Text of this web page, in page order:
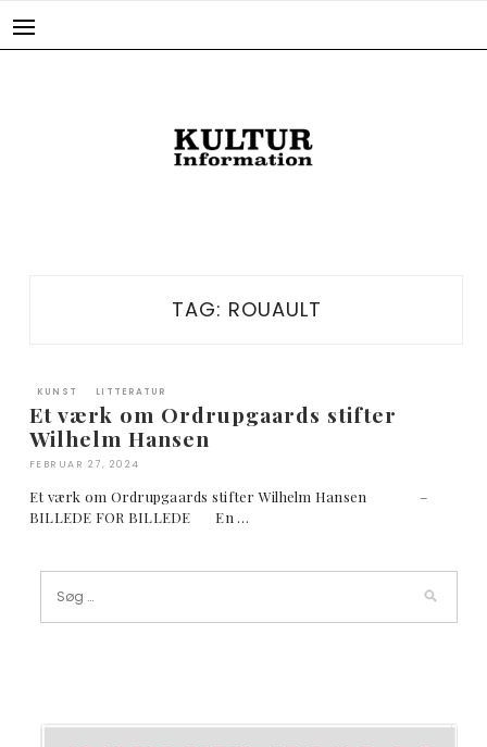
TAG: ROUAULT
KUNST LITTERATUR
Et værk om Ordrupgaards stifter
Wilhelm Hansen
FEBRUAR 27, 2024
Et værk om Ordrupgaards stifter Wilhelm Hansen –
BILLEDE FOR BILLEDE En …